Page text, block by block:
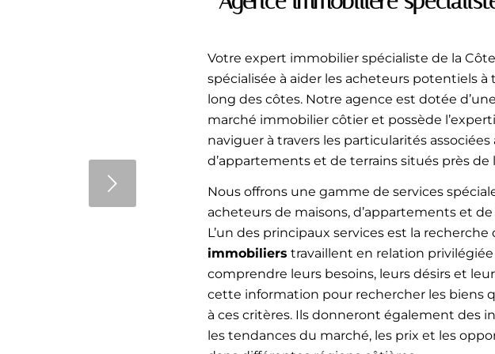
pourquoi
Votre expert immobilier spécialiste de la
spécialisée à aider les acheteurs potentiels
long des côtes. Notre agence est dotée
marché immobilier côtier et possède
naviguer à travers les particularités associées
d’appartements et de terrains situés près de
Nous offrons une gamme de services
acheteurs de maisons, d’appartements et
L’un des principaux services est la recherche
immobiliers travaillent en relation
comprendre leurs besoins, leurs désirs et
cette information pour rechercher les biens
à ces critères. Ils donneront également des
les tendances du marché, les prix et les